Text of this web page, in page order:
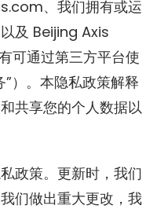
、我们拥有或运
及 Beijing Axis
可通过第三方平台使
）。本隐私政策解释
共享您的个人数据以
政策。更新时，我们
们做出重大更改，我